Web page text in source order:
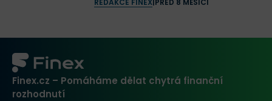
| PŘED 8 MĚSÍCI
Finex.cz – Pomáháme dělat chytrá finanční
rozhodnutí